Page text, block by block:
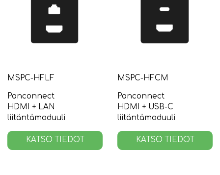
MSPC-HFLF
Panconnect
HDMI + LAN
liitäntämoduuli
KATSO TIEDOT
MSPC-HFCM
Panconnect
HDMI + USB-C
liitäntämoduuli
KATSO TIEDOT